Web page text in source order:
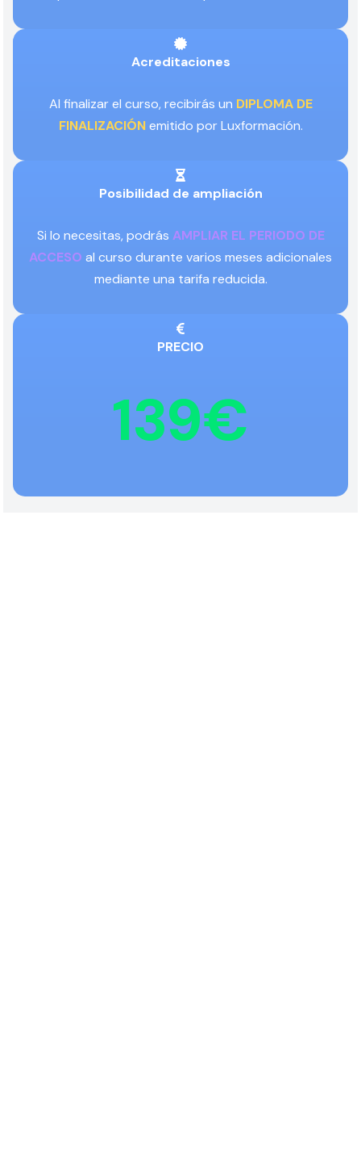
Acreditaciones
Al finalizar el curso, recibirás un DIPLOMA DE
FINALIZACIÓNemitido por Luxformación.
Posibilidad de ampliación
Si lo necesitas, podrás AMPLIAR EL PERIODO DE
ACCESO al curso durante varios meses adicionales
mediante una tarifa reducida.
PRECIO
139€